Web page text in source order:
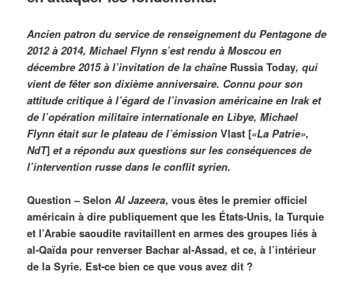
Ancien patron du service de renseignement du Pentagone de
2012 à 2014, Michael Flynn s’est rendu à Moscou en
décembre 2015 à l’invitation de la chaîne Russia Today, qui
vient de fêter son dixième anniversaire. Connu pour son
attitude critique à l’égard de l’invasion américaine en Irak et
de l’opération militaire internationale en Libye, Michael
Flynn était sur le plateau de l’émissionVlast [«La Patrie»,
NdT] et a répondu aux questions sur les conséquences de
l’intervention russe dans le conflit syrien.
Question – SelonAl Jazeera, vous êtes le premier officiel
américain à dire publiquement que les États-Unis, la Turquie
et l’Arabie saoudite ravitaillent en armes des groupes liés à
al-Qaïda pour renverser Bachar al-Assad, et ce, à l’intérieur
de la Syrie. Est-ce bien ce que vous avez dit ?